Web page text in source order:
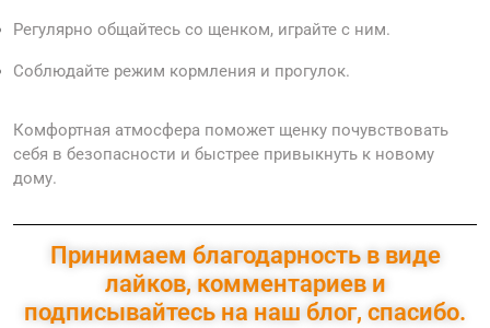
Регулярно общайтесь со щенком, играйте с ним.
Соблюдайте режим кормления и прогулок.
Комфортная атмосфера поможет щенку почувствовать
себя в безопасности и быстрее привыкнуть к новому
дому.
Принимаем благодарность в виде
лайков, комментариев и
подписывайтесь на наш блог, спасибо.